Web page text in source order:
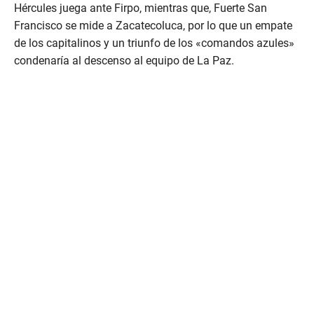
Hércules juega ante Firpo, mientras que, Fuerte San
Francisco se mide a Zacatecoluca, por lo que un empate
de los capitalinos y un triunfo de los «comandos azules»
condenaría al descenso al equipo de La Paz.